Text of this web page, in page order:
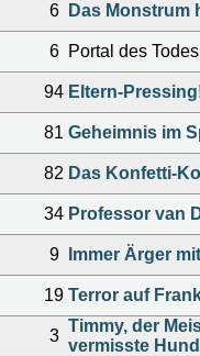
6 Das Monstrum
6 Portal des Todes
94 Eltern-
81 Geheimnis im
82 Das Konfetti-
34 Professor van
9 Immer Ärger
19 Terror auf
3
Timmy, der
vermisste Hund